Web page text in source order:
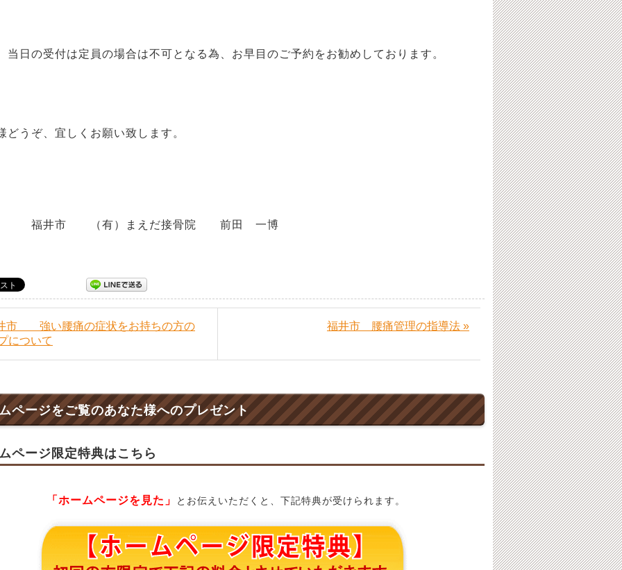
日の受付は定員の場合は不可となる為、お早目のご予約をお勧めしております。
うぞ、宜しくお願い致します。
市 （有）まえだ接骨院 前田 一博
市 強い腰痛の症状をお持ちの方の
について
福井市 腰痛管理の指導法 »
ページをご覧のあなた様へのプレゼント
ページ限定特典はこちら
「ホームページを見た」 とお伝えいただくと、下記特典が受けられます。